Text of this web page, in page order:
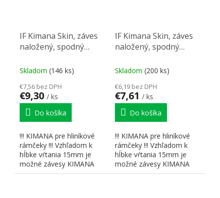
IF Kimana Skin, záves
naložený, spodný
Skladom (146 ks)
€7,56 bez DPH
€9,30 / ks
Do košíka
!!! KIMANA pre hliníkové
rámčeky !!! Vzhľadom k
hĺbke vŕtania 15mm je
možné závesy KIMANA
použiť iba v kombinácii a...
IF Kimana Skin, záves
naložený, spodný
Skladom (200 ks)
€6,19 bez DPH
€7,61 / ks
Do košíka
!!! KIMANA pre hliníkové
rámčeky !!! Vzhľadom k
hĺbke vŕtania 15mm je
možné závesy KIMANA
použiť iba v kombinácii a...